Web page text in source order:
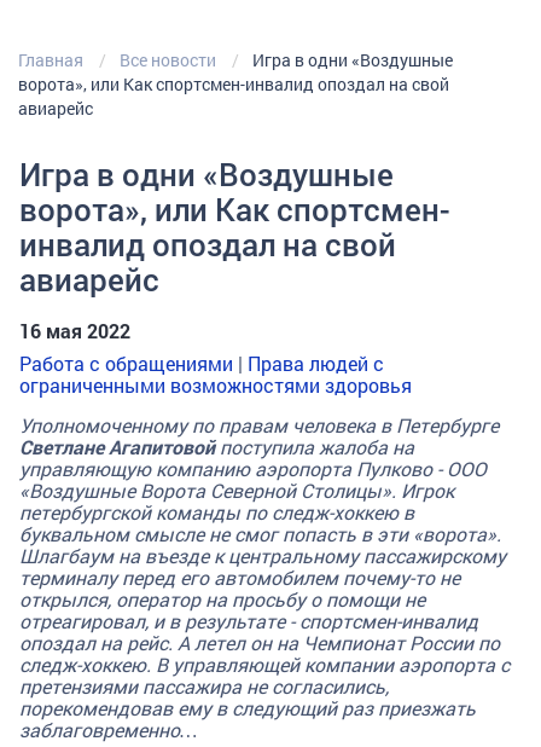
Главная Все новости
Игра в одни «Воздушные
ворота», или Как спортсмен-инвалид опоздал на свой
авиарейс
Игра в одни «Воздушные
ворота», или Как спортсмен-
инвалид опоздал на свой
авиарейс
16 мая 2022
Работа с обращениями | Права людей с
ограниченными возможностями здоровья
Уполномоченному по правам человека в Петербурге
Светлане Агапитовойпоступила жалоба на
управляющую компанию аэропорта Пулково - ООО
«Воздушные Ворота Северной Столицы». Игрок
петербургской команды по следж-хоккею в
буквальном смысле не смог попасть в эти «ворота».
Шлагбаум на въезде к центральному пассажирскому
терминалу перед его автомобилем почему-то не
открылся, оператор на просьбу о помощи не
отреагировал, и в результате - спортсмен-инвалид
опоздал на рейс. А летел он на Чемпионат России по
следж-хоккею. В управляющей компании аэропорта с
претензиями пассажира не согласились,
порекомендовав ему в следующий раз приезжать
заблаговременно…